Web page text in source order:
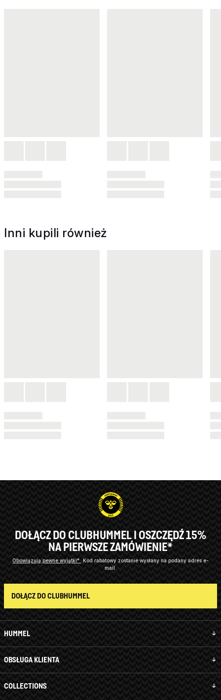
Inni kupili również
HUMMEL
OBSŁUGA KLIENTA
COLLECTIONS
DOŁĄCZ DO CLUBHUMMEL I OSZCZĘDŹ 15%
NA PIERWSZE ZAMÓWIENIE*
Obowiązują pewne wyjątki* Kod rabatowy zostanie wysłany na podany adres e-
mail.
DOŁĄCZ DO CLUBHUMMEL